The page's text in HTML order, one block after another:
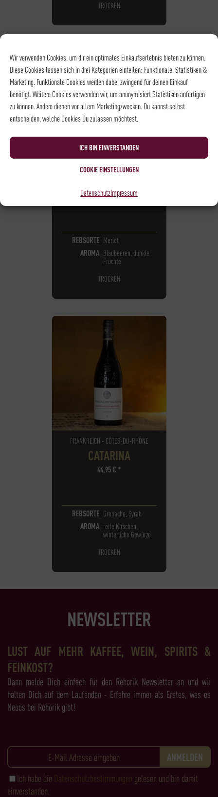
Wir verwenden Cookies, um dir ein optimales Einkaufserlebnis bieten zu können.
Diese Cookies lassen sich in drei Kategorien einteilen: Funktionale, Statistiken &
Marketing. Funktionale Cookies werden dabei zwingend für deinen Einkauf
benötigt. Weitere Cookies verwenden wir, um anonymisiert Statistiken anfertigen
zu können. Andere dienen vor allem Marketingzwecken. Du kannst selbst
entscheiden, welche Cookies Du zulassen möchtest.
ICH BIN EINVERSTANDEN
COOKIE EINSTELLUNGEN
DatenschutzImpressum
TROCKEN
ITALIEN - FRIAUL
16,95€*
REBSORTE Merlot
AROMA Blaubeeren, dunkle
Früchte
TROCKEN
FRANKREICH - CÔTES-DU-RHÔNE
CATARINA
44,95€ *
REBSORTE Grenache, Syrah
AROMA reife Kirschen,
winterliche Gewürze
TROCKEN
NEWSLETTER
LUST AUF MEHR KAFFEE, WEIN, SPIRITS &
FEINKOST?
Dann melde Dich einfach für den Rehorik Newsletter an und wir
halten Dich auf dem Laufenden - Erfahre immer als Erstes, was es
Neues bei Rehorik gibt!
Ich habe die Datenschutzbestimmungen gelesen und bin damit
einverstanden.